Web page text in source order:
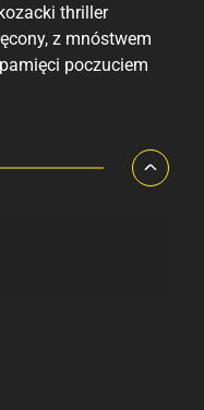
thriller
z mnóstwem
poczuciem